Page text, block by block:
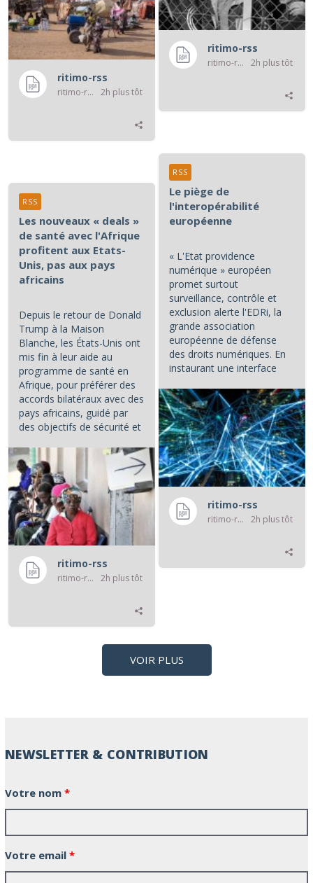
ritimo-rss
ritimo-rss 2h plus tôt
ritimo-rss
ritimo-rss 2h plus tôt
Le piège de
l'interopérabilité
européenne
« L'Etat providence
numérique » européen
promet surtout
surveillance, contrôle et
exclusion alerte l'EDRi, la
grande association
européenne de défense
des droits numériques. En
instaurant une interface
ritimo-rss
ritimo-rss 2h plus tôt
RSS
Les nouveaux « deals »
de santé avec l'Afrique
profitent aux Etats-
Unis, pas aux pays
africains
Depuis le retour de Donald
Trump à la Maison
Blanche, les États-Unis ont
mis fin à leur aide au
programme de santé en
Afrique, pour préférer des
accords bilatéraux avec des
pays africains, guidé par
des objectifs de sécurité et
...
ritimo-rss
ritimo-rss 2h plus tôt
RSS
VOIR PLUS
NEWSLETTER & CONTRIBUTION
Votre nom *
Votre email *